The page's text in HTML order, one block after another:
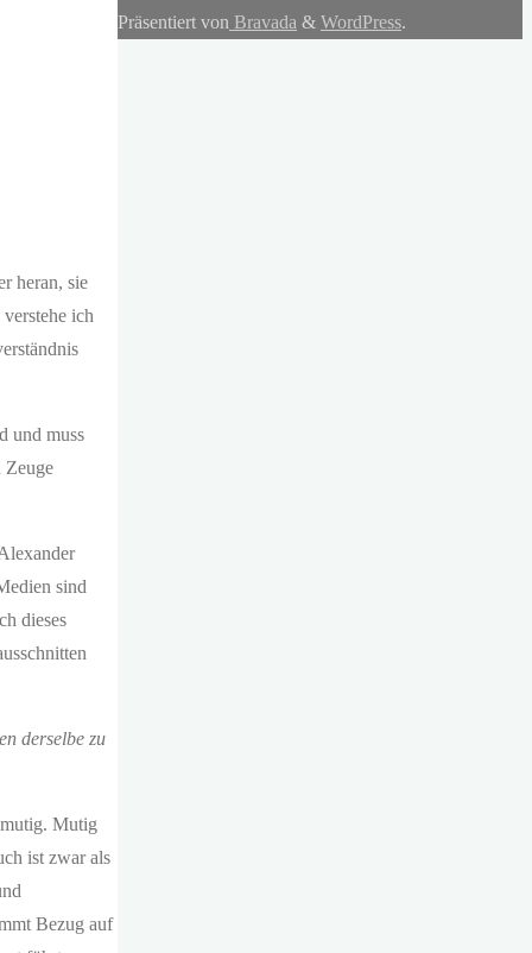
heran, sie
ich
und muss
Zeuge
sind
dieses
derselbe zu
Mutig
ist zwar als
Bezug auf
Präsentiert von Bravada & WordPress.